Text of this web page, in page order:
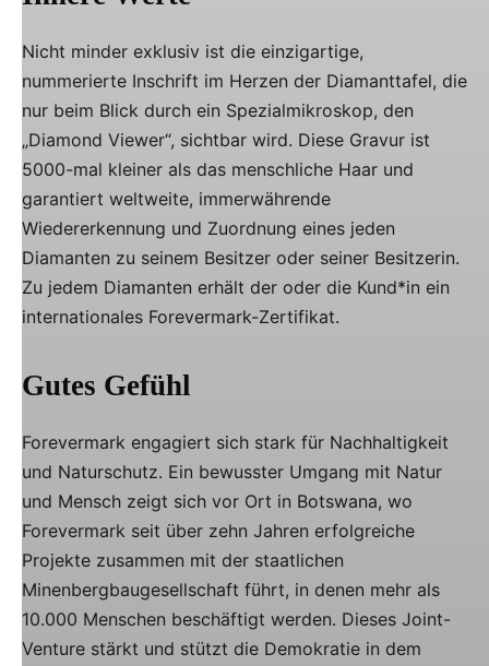
Nicht minder exklusiv ist die einzigartige,
nummerierte Inschrift im Herzen der Diamanttafel, die
nur beim Blick durch ein Spezialmikroskop, den
„Diamond Viewer“, sichtbar wird. Diese Gravur ist
5000-mal kleiner als das menschliche Haar und
garantiert weltweite, immerwährende
Wiedererkennung und Zuordnung eines jeden
Diamanten zu seinem Besitzer oder seiner Besitzerin.
Zu jedem Diamanten erhält der oder die Kund*in ein
internationales Forevermark-Zertifikat.
Gutes Gefühl
Forevermark engagiert sich stark für Nachhaltigkeit
und Naturschutz. Ein bewusster Umgang mit Natur
und Mensch zeigt sich vor Ort in Botswana, wo
Forevermark seit über zehn Jahren erfolgreiche
Projekte zusammen mit der staatlichen
Minenbergbaugesellschaft führt, in denen mehr als
10.000 Menschen beschäftigt werden. Dieses Joint-
Venture stärkt und stützt die Demokratie in dem